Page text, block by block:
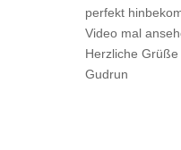
perfekt
Video mal
Herzliche Grüße
Gudrun